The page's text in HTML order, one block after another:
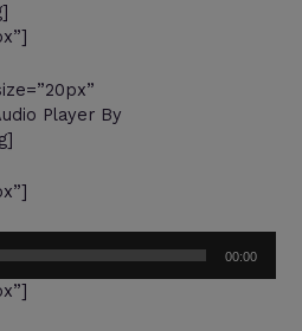
Player By
00:00